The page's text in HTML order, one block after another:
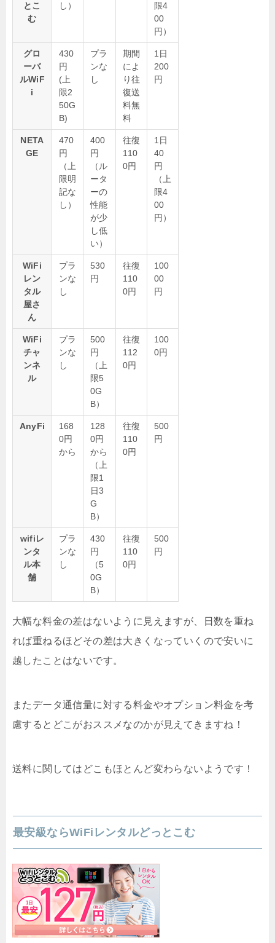
とこ
む
し）
限4
00
円）
グロ
ーバ
ルWiF
i
430
円
(上
限2
50G
B)
プラ
ンな
し
期間
によ
り往
復送
料無
料
1日
200
円
NETA
GE
470
円
（上
限明
記な
し）
400
円
（ル
ータ
ーの
性能
が少
し低
い）
往復
110
0円
1日
40
円
（上
限4
00
円）
WiFi
レン
タル
屋さ
ん
プラ
ンな
し
530
円
往復
110
0円
100
00
円
WiFi
チャ
ンネ
ル
プラ
ンな
し
500
円
（上
限5
0G
B）
往復
112
0円
100
0円
AnyFi
168
0円
から
128
0円
から
（上
限1
日3
G
B）
往復
110
0円
500
円
wifiレ
ンタ
ル本
舗
プラ
ンな
し
430
円
（5
0G
B）
往復
110
0円
500
円
大幅な料金の差はないように見えますが、日数を重ね
れば重ねるほどその差は大きくなっていくので安いに
越したことはないです。
またデータ通信量に対する料金やオプション料金を考
慮するとどこがおススメなのかが見えてきますね！
送料に関してはどこもほとんど変わらないようです！
最安級ならWiFiレンタルどっとこむ